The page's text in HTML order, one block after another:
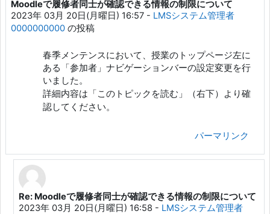
Moodleで履修者同士が確認できる情報の制限について
2023年 03月 20日(月曜日) 16:57 - LMSシステム管理者
0000000000 の投稿
返信数: 1
春季メンテンスにおいて、 授業のトップページ左に
ある「参加者」ナビゲーションバーの設定変更を行
いました。
詳細内容は「このトピックを読む」（右下）より確
認してください。
パーマリンク
LMSシステム管理者 0000000000 への返信
Re: Moodleで履修者同士が確認できる情報の制限について
2023年 03月 20日(月曜日) 16:58 - LMSシステム管理者